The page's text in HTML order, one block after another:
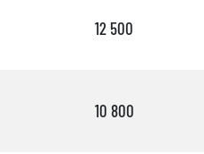
12 500
10 800